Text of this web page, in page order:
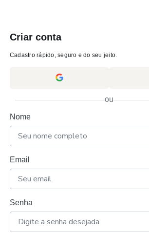
Criar conta
Cadastro rápido, seguro e do seu jeito.
ou
Nome
Email
Senha